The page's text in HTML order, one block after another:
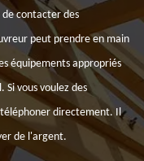
de contacter des
peut prendre en main
équipements appropriés
vous voulez des
directement. Il
de l'argent.